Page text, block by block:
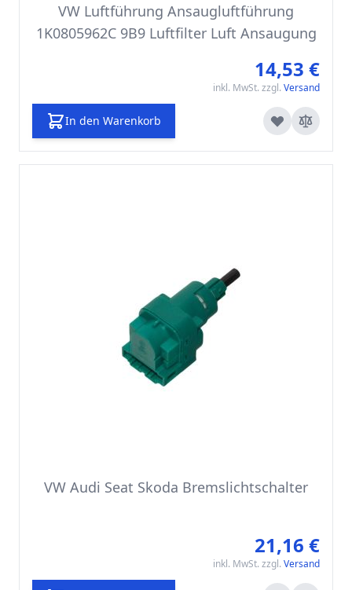
VW Luftführung Ansaugluftführung
1K0805962C 9B9 Luftfilter Luft Ansaugung
14,53 €
inkl. MwSt. zzgl. Versand
In den Warenkorb
VW Audi Seat Skoda Bremslichtschalter
21,16 €
inkl. MwSt. zzgl. Versand